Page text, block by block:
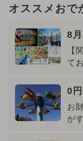
オススメおで
8
【
て
0
お
が